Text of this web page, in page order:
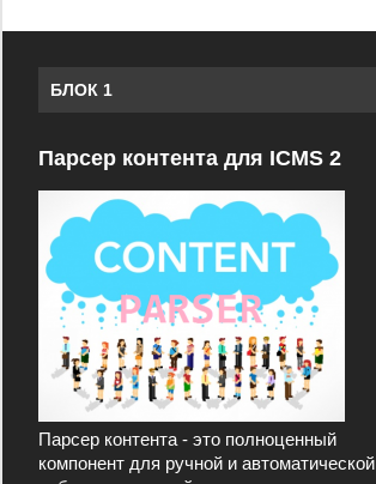
БЛОК 1
Парсер контента для ICMS 2
Парсер контента - это полноценный
компонент для ручной и автоматической